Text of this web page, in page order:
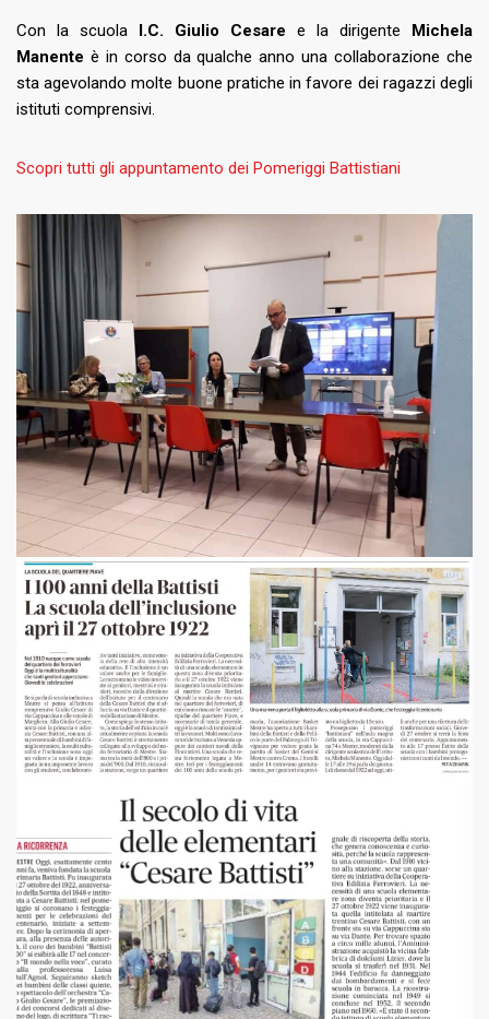
Con la scuola I.C. Giulio Cesare e la dirigente
Michela
Manente è in corso da qualche anno una collaborazione che
sta agevolando molte buone pratiche in favore dei ragazzi degli
istituti comprensivi.
Scopri tutti gli appuntamento dei Pomeriggi Battistiani